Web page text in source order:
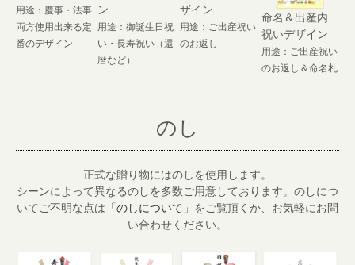
用途：慶事・法事
両方使用出来る定
番のデザイン
ン
用途：御誕生日祝
い・長寿祝い（還
暦など）
ザイン
用途：ご出産祝い
のお返し
命名＆出産内
祝いデザイン
用途：ご出産祝い
のお返し＆命名札
のし
正式な贈り物にはのしを使用します。
シーンによって異なるのしを多数ご用意しております。のしにつ
いてご不明な点は「 のしについて 」をご覧頂くか、お気軽にお問
い合わせください。